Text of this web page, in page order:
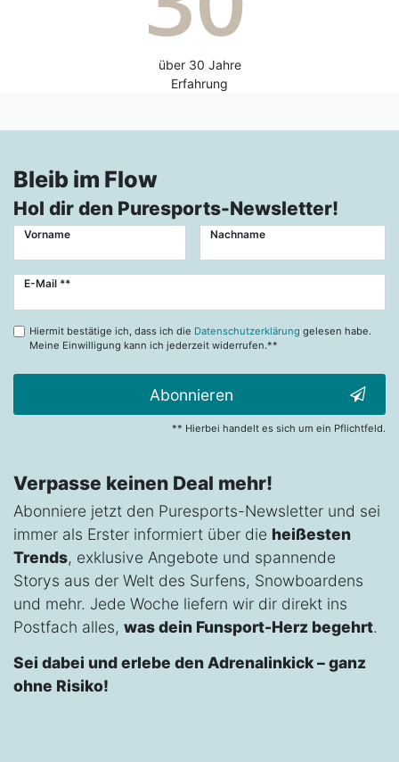
über 30 Jahre
Erfahrung
Bleib im Flow
Hol dir den Puresports-Newsletter!
Vorname Nachname
E-Mail **
Newsletter
Hiermit bestätige ich, dass ich die Datenschutzerklärung gelesen habe.
Meine Einwilligung kann ich jederzeit widerrufen.**
Abonnieren
** Hierbei handelt es sich um ein Pflichtfeld.
Verpasse keinen Deal mehr!
Abonniere jetzt den Puresports-Newsletter und sei
immer als Erster informiert über die heißesten
Trends, exklusive Angebote und spannende
Storys aus der Welt des Surfens, Snowboardens
und mehr. Jede Woche liefern wir dir direkt ins
Postfach alles, was dein Funsport-Herz begehrt.
Sei dabei und erlebe den Adrenalinkick – ganz
ohne Risiko!